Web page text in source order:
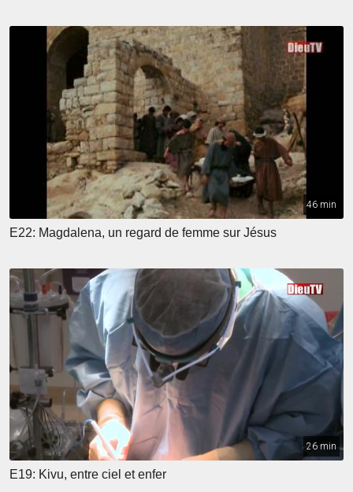
46 min
E22: Magdalena, un regard de femme sur Jésus
26 min
E19: Kivu, entre ciel et enfer